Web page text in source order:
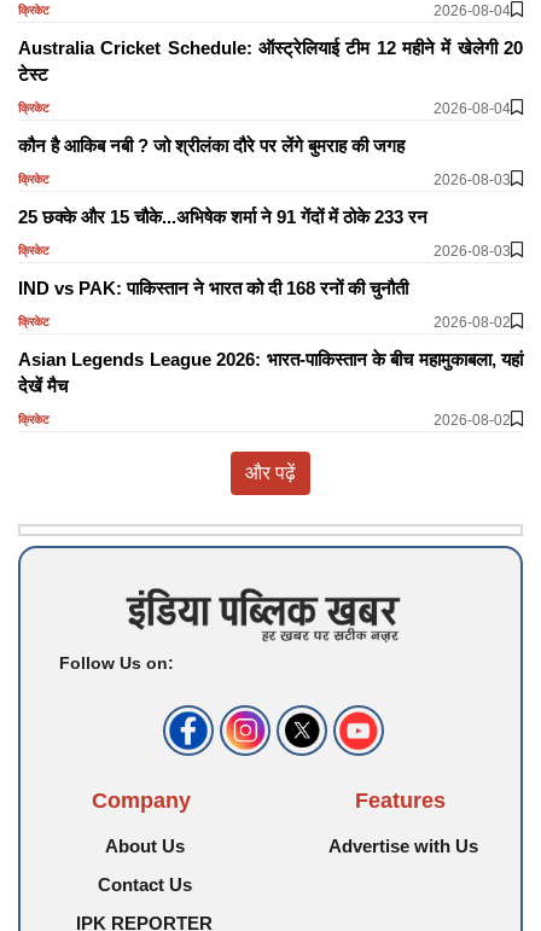
क्रिकेट 2026-08-04
Australia Cricket Schedule: ऑस्ट्रेलियाई टीम 12 महीने में खेलेगी 20
टेस्ट
क्रिकेट 2026-08-04
कौन है आकिब नबी ? जो श्रीलंका दौरे पर लेंगे बुमराह की जगह
क्रिकेट 2026-08-03
25 छक्के और 15 चौके...अभिषेक शर्मा ने 91 गेंदों में ठोके 233 रन
क्रिकेट 2026-08-03
IND vs PAK: पाकिस्तान ने भारत को दी 168 रनों की चुनौती
क्रिकेट 2026-08-02
Asian Legends League 2026: भारत-पाकिस्तान के बीच महामुकाबला, यहां
देखें मैच
क्रिकेट 2026-08-02
और पढ़ें
Follow Us on:
Company
About Us
Contact Us
IPK REPORTER
Features
Advertise with Us